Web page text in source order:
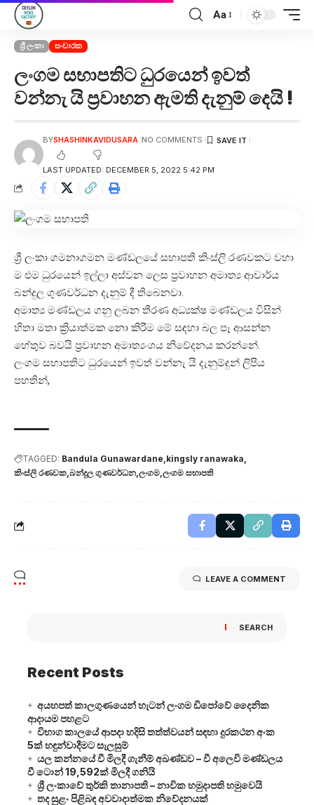
Aa
ශ්‍රී ලංකා සංචාරක
ලංගම සභාපතිට ධුරයෙන් ඉවත්
වන්නැ යි ප්‍රවාහන ඇමති දැනුම් දෙයි !
LAST UPDATED: DECEMBER 5, 2022 5:42 PM
BYSHASHINKAVIDUSARA NO COMMENTS
ශ්‍රී ලංකා ගමනාගමන මණ්ඩලයේ සභාපති කිංස්ලි රණවකට වහා
ම එම ධුරයෙන් ඉල්ලා අස්වන ලෙස ප්‍රවාහන අමාත්‍ය ආචාර්ය
බන්දුල ගුණවර්ධන දැනුම් දී තිබෙනවා.
අමාත්‍ය මණ්ඩලය ගනු ලබන තීරණ අධ්‍යක්ෂ මණ්ඩලය විසින්
හිතා මතා ක්‍රියාත්මක නො කිරීම මේ සඳහා බල පෑ ආසන්න
හේතුව බවයි ප්‍රවාහන අමාත්‍යංශය නිවේදනය කරන්නේ.
ලංගම සභාපතිට ධුරයෙන් ඉවත් වන්නැ යි දැනුම්දුන් ලිපිය
පහතින්,
TAGGED: Bandula Gunawardane kingsly ranawaka
කිංස්ලි රණවක බන්දුල ගුණවර්ධන ලංගම ලංගම සභාපති
LEAVE A COMMENT
SEARCH
Recent Posts
අයහපත් කාලගුණයෙන් හැටන් ලංගම ඩිපෝවේ දෛනික
ආදායම පහළට
විභාග කාලයේ ආපදා හදිසි තත්ත්වයන් සඳහා දුරකථන අංක
5ක් හඳුන්වාදීමට සැලසුම්
යල කන්නයේ වී මිලදී ගැනීම් අඛණ්ඩව – වී අලෙවි මණ්ඩලය
වී ටොන් 19,592ක් මිලදී ගනියි
ශ්‍රී ලංකාවේ තුර්කි තානාපති – නාවික හමුදාපති හමුවෙයි
තද සුළං පිළිබඳ අවවාදාත්මක නිවේදනයක්